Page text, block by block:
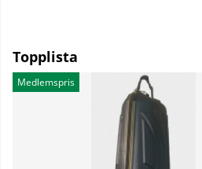
Topplista
Medlemspris